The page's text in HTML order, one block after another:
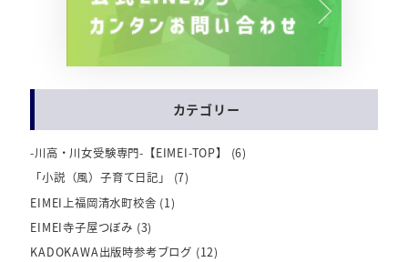
カテゴリー
-川高・川女受験専門-【EIMEI-TOP】
(6)
「小説（風）子育て日記」
(7)
EIMEI上福岡清水町校舎 (1)
EIMEI寺子屋つぼみ (3)
KADOKAWA出版時参考ブログ (12)